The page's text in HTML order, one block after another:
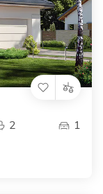
2 1